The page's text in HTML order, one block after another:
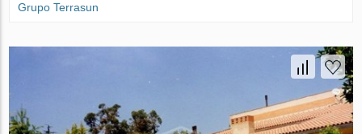
Grupo Terrasun